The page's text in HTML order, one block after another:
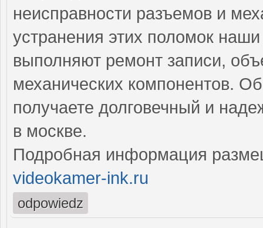
неисправности разъемов и
устранения этих поломок
выполняют ремонт записи,
механических компонентов.
получаете долговечный и
в москве.
Подробная информация
videokamer-ink.ru
odpowiedz